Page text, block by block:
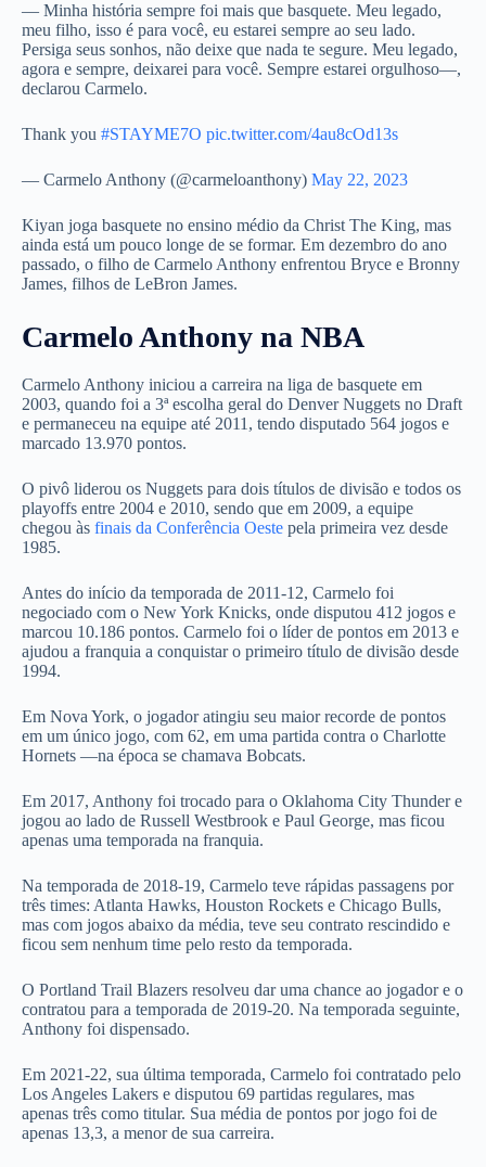
— Minha história sempre foi mais que basquete. Meu legado,
meu filho, isso é para você, eu estarei sempre ao seu lado.
Persiga seus sonhos, não deixe que nada te segure. Meu legado,
agora e sempre, deixarei para você. Sempre estarei orgulhoso—,
declarou Carmelo.
Thank you #STAYME7O pic.twitter.com/4au8cOd13s
— Carmelo Anthony (@carmeloanthony) May 22, 2023
Kiyan joga basquete no ensino médio da Christ The King, mas
ainda está um pouco longe de se formar. Em dezembro do ano
passado, o filho de Carmelo Anthony enfrentou Bryce e Bronny
James, filhos de LeBron James.
Carmelo Anthony na NBA
Carmelo Anthony iniciou a carreira na liga de basquete em
2003, quando foi a 3ª escolha geral do Denver Nuggets no Draft
e permaneceu na equipe até 2011, tendo disputado 564 jogos e
marcado 13.970 pontos.
O pivô liderou os Nuggets para dois títulos de divisão e todos os
playoffs entre 2004 e 2010, sendo que em 2009, a equipe
chegou às finais da Conferência Oeste pela primeira vez desde
1985.
Antes do início da temporada de 2011-12, Carmelo foi
negociado com o New York Knicks, onde disputou 412 jogos e
marcou 10.186 pontos. Carmelo foi o líder de pontos em 2013 e
ajudou a franquia a conquistar o primeiro título de divisão desde
1994.
Em Nova York, o jogador atingiu seu maior recorde de pontos
em um único jogo, com 62, em uma partida contra o Charlotte
Hornets —na época se chamava Bobcats.
Em 2017, Anthony foi trocado para o Oklahoma City Thunder e
jogou ao lado de Russell Westbrook e Paul George, mas ficou
apenas uma temporada na franquia.
Na temporada de 2018-19, Carmelo teve rápidas passagens por
três times: Atlanta Hawks, Houston Rockets e Chicago Bulls,
mas com jogos abaixo da média, teve seu contrato rescindido e
ficou sem nenhum time pelo resto da temporada.
O Portland Trail Blazers resolveu dar uma chance ao jogador e o
contratou para a temporada de 2019-20. Na temporada seguinte,
Anthony foi dispensado.
Em 2021-22, sua última temporada, Carmelo foi contratado pelo
Los Angeles Lakers e disputou 69 partidas regulares, mas
apenas três como titular. Sua média de pontos por jogo foi de
apenas 13,3, a menor de sua carreira.